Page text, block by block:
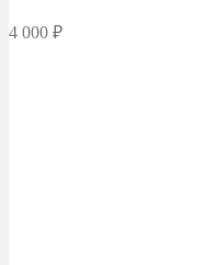
4 000 ₽